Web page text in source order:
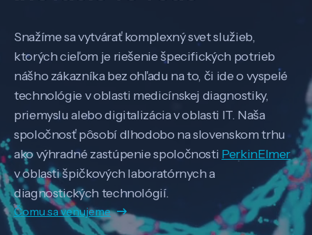
Snažíme sa vytvárať komplexný svet služieb,
ktorých cieľom je riešenie špecifických potrieb
nášho zákazníka bez ohľadu na to, či ide o vyspelé
technológie v oblasti medicínskej diagnostiky,
priemyslu alebo digitalizácia v oblasti IT. Naša
spoločnosť pôsobí dlhodobo na slovenskom trhu
ako výhradné zastúpenie spoločnosti PerkinElmer
v oblasti špičkových laboratórnych a
diagnostických technológií.
Čomu sa venujeme